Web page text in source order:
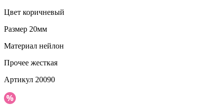
Цвет коричневый
Размер 20мм
Материал нейлон
Прочее жесткая
Артикул 20090